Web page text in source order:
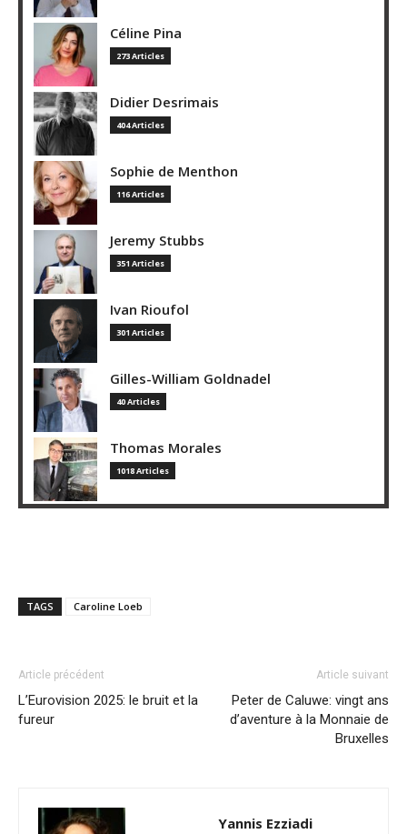
Céline Pina
273 Articles
Didier Desrimais
404 Articles
Sophie de Menthon
116 Articles
Jeremy Stubbs
351 Articles
Ivan Rioufol
301 Articles
Gilles-William Goldnadel
40 Articles
Thomas Morales
1018 Articles
TAGS Caroline Loeb
Article précédent
L’Eurovision 2025: le bruit et la
fureur
Article suivant
Peter de Caluwe: vingt ans
d’aventure à la Monnaie de
Bruxelles
Yannis Ezziadi